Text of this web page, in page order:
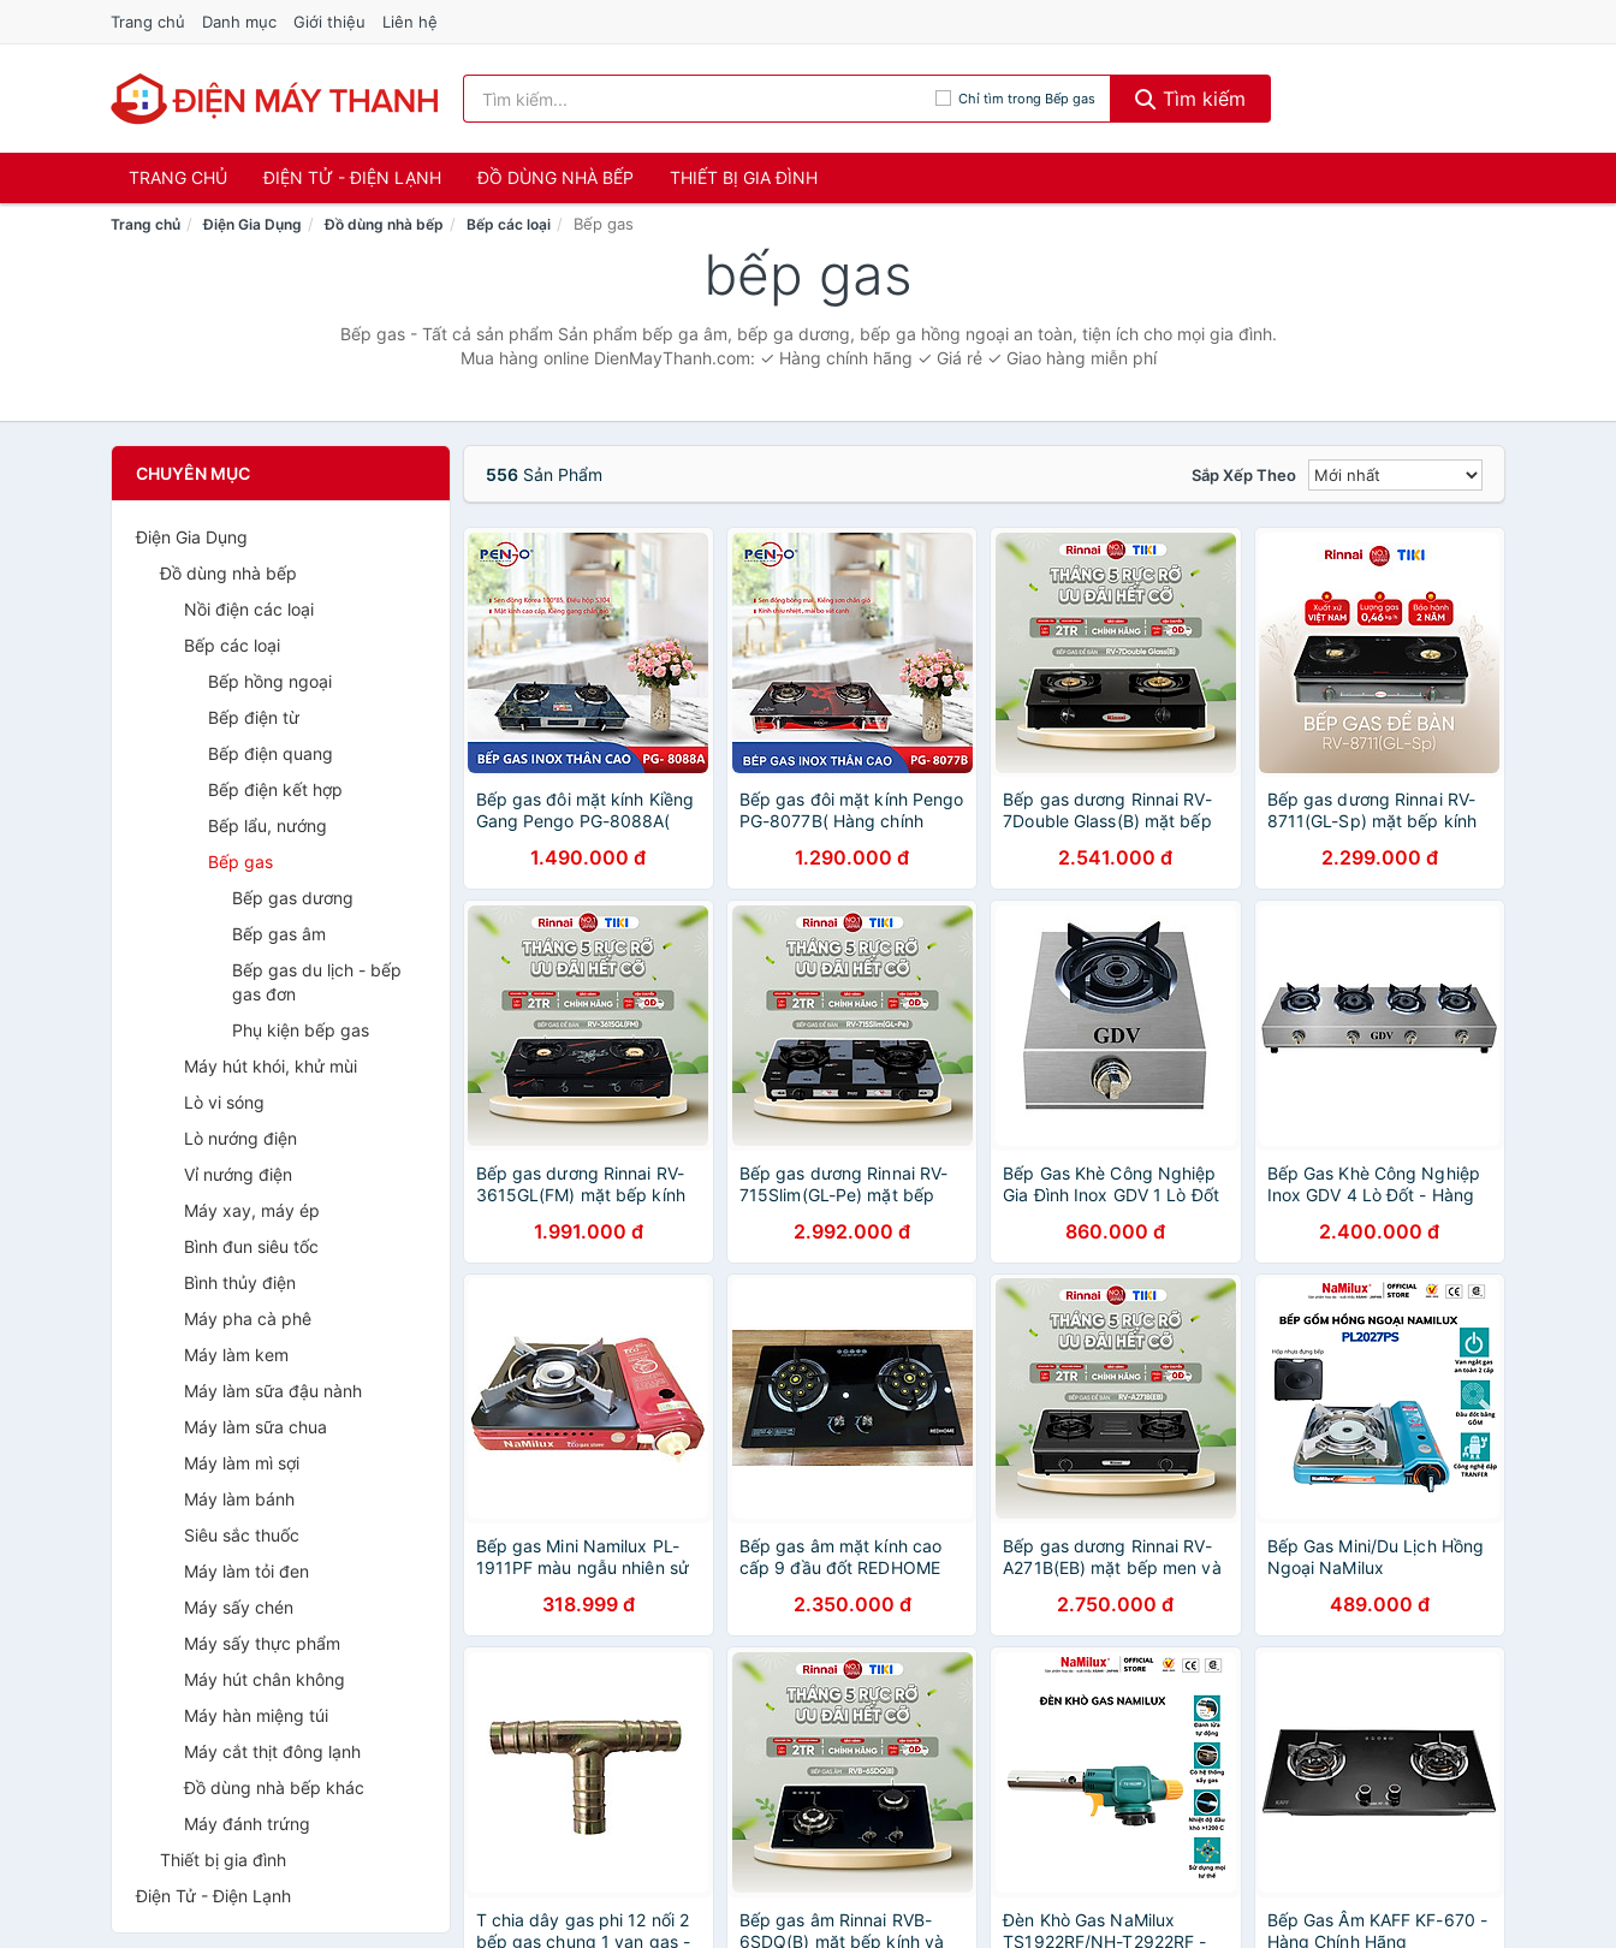
Trang chủ Danh mục Giới thiệu Liên hệ
Chỉ tìm trong Bếp gas Tìm kiếm
TRANG CHỦ ĐIỆN TỬ - ĐIỆN LẠNH ĐỒ DÙNG NHÀ BẾP THIẾT BỊ GIA ĐÌNH
Trang chủ Điện Gia Dụng Đồ dùng nhà bếp Bếp các loại Bếp gas
bếp gas
Bếp gas - Tất cả sản phẩm Sản phẩm bếp ga âm, bếp ga dương, bếp ga hồng ngoại an toàn, tiện ích cho mọi gia đình.
Mua hàng online DienMayThanh.com: ✓ Hàng chính hãng ✓ Giá rẻ ✓ Giao hàng miễn phí
CHUYÊN MỤC
Điện Gia Dụng
Đồ dùng nhà bếp
Nồi điện các loại
Bếp các loại
Bếp hồng ngoại
Bếp điện từ
Bếp điện quang
Bếp điện kết hợp
Bếp lẩu, nướng
Bếp gas
Bếp gas dương
Bếp gas âm
Bếp gas du lịch - bếp
gas đơn
Phụ kiện bếp gas
Máy hút khói, khử mùi
Lò vi sóng
Lò nướng điện
Vỉ nướng điện
Máy xay, máy ép
Bình đun siêu tốc
Bình thủy điện
Máy pha cà phê
Máy làm kem
Máy làm sữa đậu nành
Máy làm sữa chua
Máy làm mì sợi
Máy làm bánh
Siêu sắc thuốc
Máy làm tỏi đen
Máy sấy chén
Máy sấy thực phẩm
Máy hút chân không
Máy hàn miệng túi
Máy cắt thịt đông lạnh
Đồ dùng nhà bếp khác
Máy đánh trứng
Thiết bị gia đình
Điện Tử - Điện Lạnh
556Sản Phẩm Sắp Xếp Theo
Bếp gas đôi mặt kính Kiềng
Gang Pengo PG-8088A(
1.490.000 đ
Bếp gas đôi mặt kính Pengo
PG-8077B( Hàng chính
1.290.000 đ
Bếp gas dương Rinnai RV-
7Double Glass(B) mặt bếp
Hàng chính hãng.
2.541.000 đ
Bếp gas dương Rinnai RV-
8711(GL-Sp) mặt bếp kính
chính hãng.2.299.000 đ
Bếp gas dương Rinnai RV-
3615GL(FM) mặt bếp kính
chính hãng.1.991.000 đ
Bếp gas dương Rinnai RV-
715Slim(GL-Pe) mặt bếp
Hàng chính hãng.
2.992.000 đ
Bếp Gas Khè Công Nghiệp
Gia Đình Inox GDV 1 Lò Đốt
860.000 đ
Bếp Gas Khè Công Nghiệp
Inox GDV 4 Lò Đốt - Hàng
2.400.000 đ
Bếp gas Mini Namilux PL-
1911PF màu ngẫu nhiên sử
Hàng nhập khẩu
318.999 đ
Bếp gas âm mặt kính cao
cấp 9 đầu đốt REDHOME
2.350.000 đ
Bếp gas dương Rinnai RV-
A271B(EB) mặt bếp men và
chính hãng.2.750.000 đ
Bếp Gas Mini/Du Lịch Hồng
Ngoại NaMilux
Động 2 Cấp - Giải Pháp
Chống Nổ Lon Gas/Hàng
Chính Hãng
489.000 đ
T chia dây gas phi 12 nối 2
bếp gas chung 1 van gas -
Bếp gas âm Rinnai RVB-
6SDQ(B) mặt bếp kính và
Đèn Khò Gas NaMilux
TS1922RF/NH-T2922RF -
Bếp Gas Âm KAFF KF-670 -
Hàng Chính Hãng